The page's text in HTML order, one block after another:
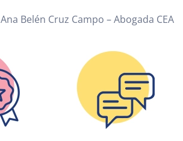
Ana Belén Cruz Campo – Abogada CEA